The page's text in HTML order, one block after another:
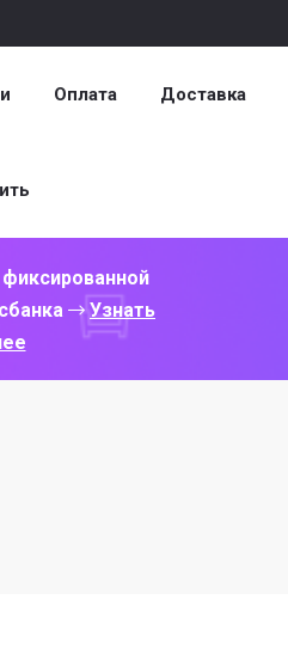
Оплата Доставка
Узнать